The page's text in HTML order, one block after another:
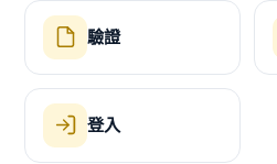
驗證
登入